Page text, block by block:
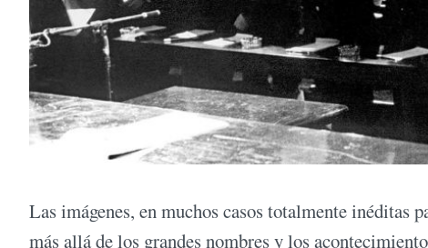
Las imágenes, en muchos casos totalmente inéditas
más allá de los grandes nombres y los